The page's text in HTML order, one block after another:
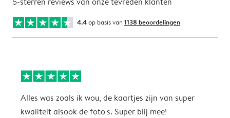
4.4op basis van 1138 beoordelingen
Alles was zoals ik wou, de kaartjes zijn van super
kwaliteit alsook de foto's. Super blij mee!